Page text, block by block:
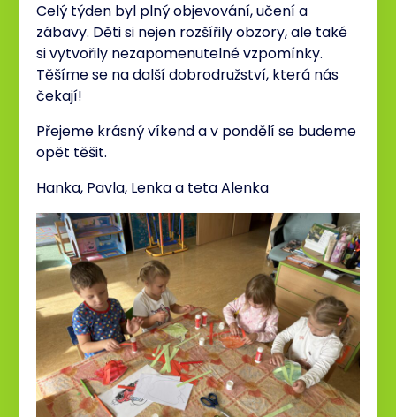
Celý týden byl plný objevování, učení a
zábavy. Děti si nejen rozšířily obzory, ale také
si vytvořily nezapomenutelné vzpomínky.
Těšíme se na další dobrodružství, která nás
čekají!
Přejeme krásný víkend a v pondělí se budeme
opět těšit.
Hanka, Pavla, Lenka a teta Alenka